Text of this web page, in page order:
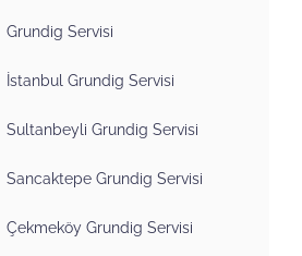
Grundig Servisi
İstanbul Grundig Servisi
Sultanbeyli Grundig Servisi
Sancaktepe Grundig Servisi
Çekmeköy Grundig Servisi